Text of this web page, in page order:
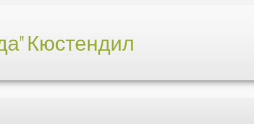
Кюстендил